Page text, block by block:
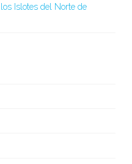
Islotes del Norte de